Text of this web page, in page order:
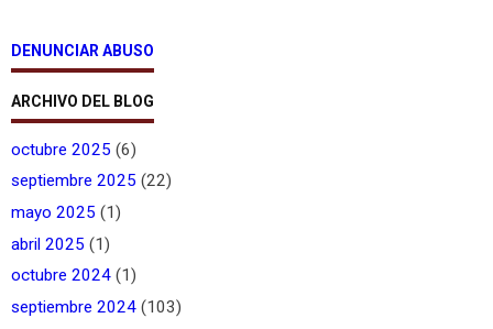
DENUNCIAR ABUSO
ARCHIVO DEL BLOG
octubre 2025 (6)
septiembre 2025 (22)
mayo 2025 (1)
abril 2025 (1)
octubre 2024 (1)
septiembre 2024 (103)